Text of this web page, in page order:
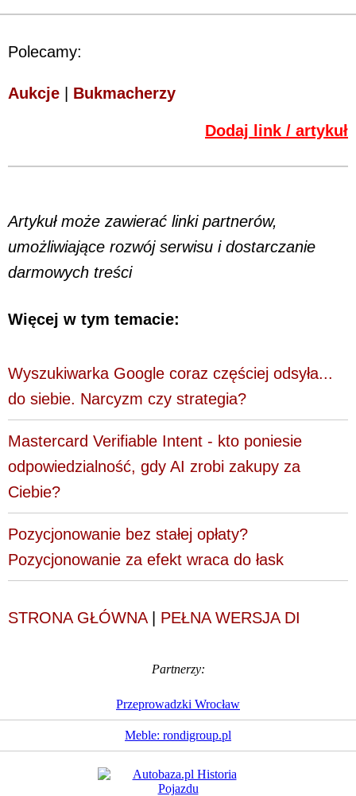
Polecamy:
Aukcje Bukmacherzy
Dodaj link / artykuł
Artykuł może zawierać linki partnerów,
umożliwiające rozwój serwisu i dostarczanie
darmowych treści
Więcej w tym temacie:
Wyszukiwarka Google coraz częściej odsyła...
do siebie. Narcyzm czy strategia?
Mastercard Verifiable Intent - kto poniesie
odpowiedzialność, gdy AI zrobi zakupy za
Ciebie?
Pozycjonowanie bez stałej opłaty?
Pozycjonowanie za efekt wraca do łask
STRONA GŁÓWNA| PEŁNA WERSJA DI
Partnerzy:
Przeprowadzki Wrocław
Meble: rondigroup.pl